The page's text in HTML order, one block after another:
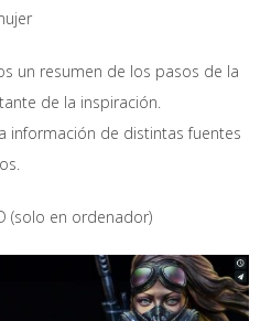
un resumen de los pasos de la
de la inspiración.
información de distintas fuentes
(solo en ordenador)